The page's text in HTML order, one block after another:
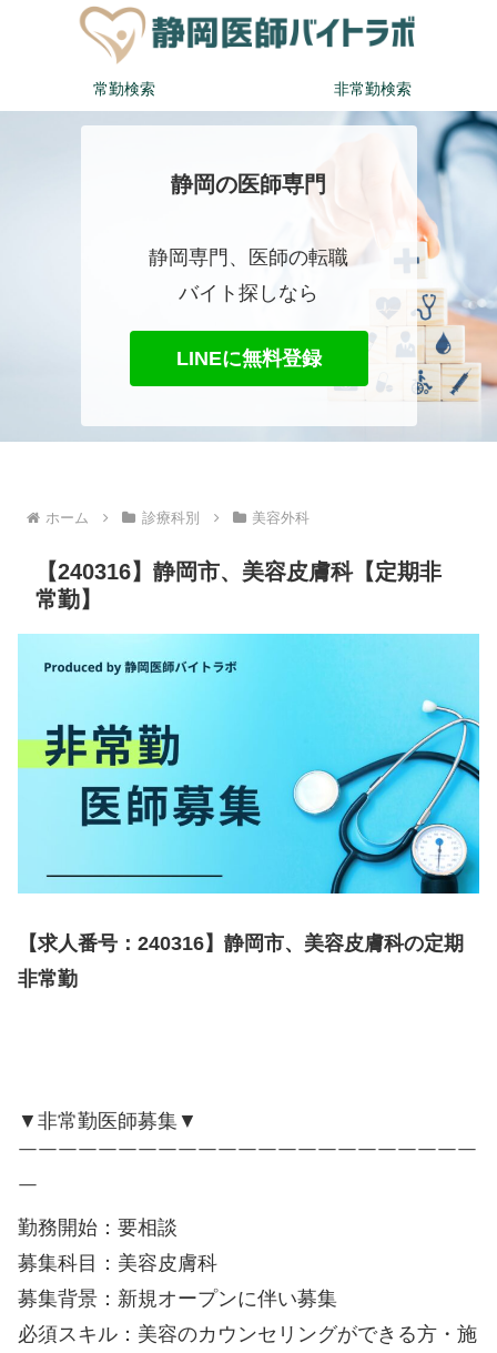
常勤検索 非常勤検索
静岡の医師専門
静岡専門、医師の転職
バイト探しなら
LINEに無料登録
ホーム 診療科別 美容外科
【240316】静岡市、美容皮膚科【定期非
常勤】
【求人番号：240316】静岡市、美容皮膚科の定期
非常勤
▼非常勤医師募集▼
￣￣￣￣￣￣￣￣￣￣￣￣￣￣￣￣￣￣￣￣￣￣￣
￣
勤務開始：要相談
募集科目：美容皮膚科
募集背景：新規オープンに伴い募集
必須スキル：美容のカウンセリングができる方・施